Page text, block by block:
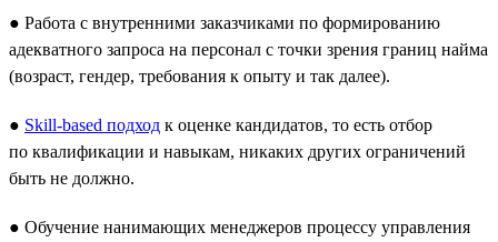
● Работа с внутренними заказчиками по формированию
адекватного запроса на персонал с точки зрения границ найма
(возраст, гендер, требования к опыту и так далее).
● Skill-based подход к оценке кандидатов, то есть отбор
по квалификации и навыкам, никаких других ограничений
быть не должно.
● Обучение нанимающих менеджеров процессу управления